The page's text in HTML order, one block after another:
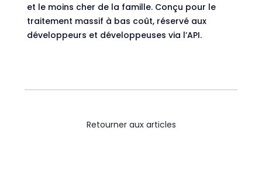
et le moins cher de la famille. Conçu pour le
traitement massif à bas coût, réservé aux
développeurs et développeuses via l’API.
Retourner aux articles